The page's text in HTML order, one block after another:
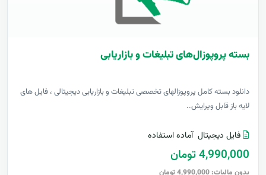
بسته پروپوزال‌های تبلیغات و بازاریابی
دانلود بسته کامل پروپوزالهای تخصصی تبلیغات و بازاریابی دیجیتالی ، فایل های
لایه باز قابل ویرایش..
فایل دیجیتال آماده استفاده
4,990,000 تومان
بدون مالیات: 4,990,000 تومان